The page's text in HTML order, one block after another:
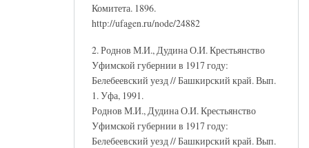
Комитета. 1896.
http://ufagen.ru/node/24882
2. Роднов М.И., Дудина О.И. Крестьянство
Уфимской губернии в 1917 году:
Белебеевский уезд // Башкирский край. Вып.
1. Уфа, 1991.
Роднов М.И., Дудина О.И. Крестьянство
Уфимской губернии в 1917 году:
Белебеевский уезд // Башкирский край. Вып.